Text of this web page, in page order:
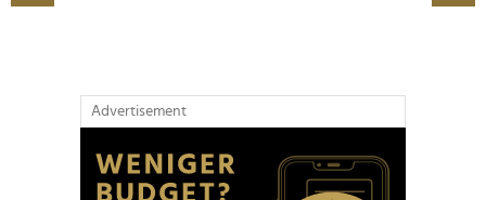
Advertisement